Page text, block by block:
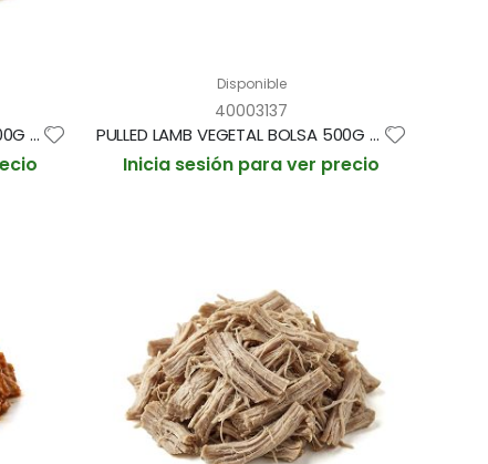
PULLED PORK VEGETAL BOLSA 500G (CAJA 4 BOLSAS)
Disponible
40003137
PULLED LAMB VEGETAL BOLSA 500G (CAJA 4 BOLSAS)
Inicia sesión para ver precio